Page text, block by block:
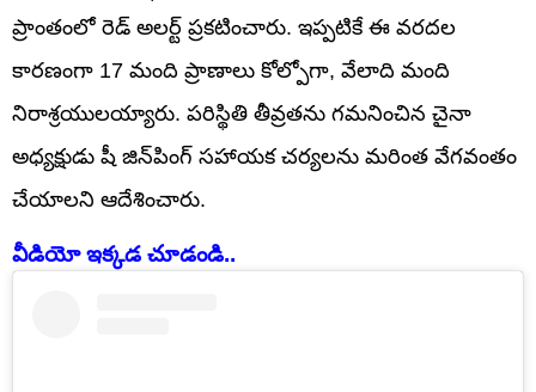
ప్రాంతంలో రెడ్ అలర్ట్ ప్రకటించారు. ఇప్పటికే ఈ వరదల
కారణంగా 17 మంది ప్రాణాలు కోల్పోగా, వేలాది మంది
నిరాశ్రయులయ్యారు. పరిస్థితి తీవ్రతను గమనించిన చైనా
అధ్యక్షుడు షీ జిన్‌పింగ్ సహాయక చర్యలను మరింత వేగవంతం
చేయాలని ఆదేశించారు.
వీడియో ఇక్కడ చూడండి..